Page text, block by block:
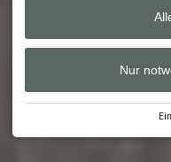
Nur